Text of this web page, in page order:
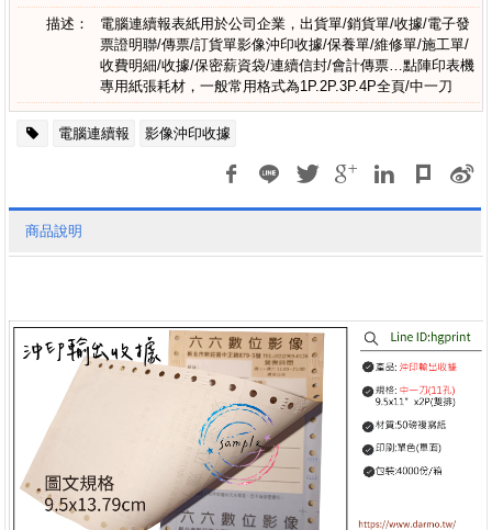
描述：
電腦連續報表紙用於公司企業，出貨單/銷貨單/收據/電子發
票證明聯/傳票/訂貨單影像沖印收據/保養單/維修單/施工單/
收費明細/收據/保密薪資袋/連續信封/會計傳票…點陣印表機
專用紙張耗材，一般常用格式為1P.2P.3P.4P全頁/中一刀
電腦連續報 影像沖印收據
商品說明